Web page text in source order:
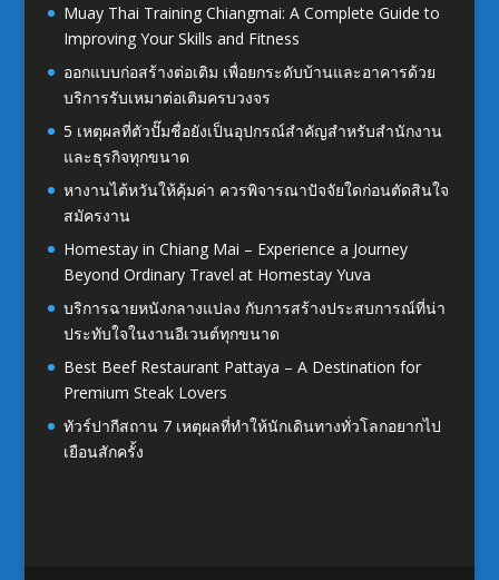
Muay Thai Training Chiangmai: A Complete Guide to
Improving Your Skills and Fitness
ออกแบบก่อสร้างต่อเติม เพื่อยกระดับบ้านและอาคารด้วย
บริการรับเหมาต่อเติมครบวงจร
5 เหตุผลที่ตัวปั๊มชื่อยังเป็นอุปกรณ์สำคัญสำหรับสำนักงาน
และธุรกิจทุกขนาด
หางานไต้หวันให้คุ้มค่า ควรพิจารณาปัจจัยใดก่อนตัดสินใจ
สมัครงาน
Homestay in Chiang Mai – Experience a Journey
Beyond Ordinary Travel at Homestay Yuva
บริการฉายหนังกลางแปลง กับการสร้างประสบการณ์ที่น่า
ประทับใจในงานอีเวนต์ทุกขนาด
Best Beef Restaurant Pattaya – A Destination for
Premium Steak Lovers
ทัวร์ปากีสถาน 7 เหตุผลที่ทำให้นักเดินทางทั่วโลกอยากไป
เยือนสักครั้ง